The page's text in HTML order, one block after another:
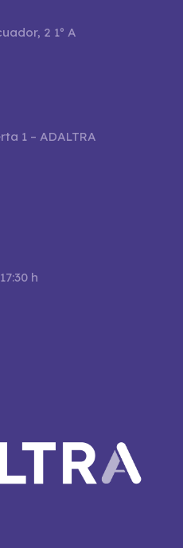
2 1º A
1 – ADALTRA
h